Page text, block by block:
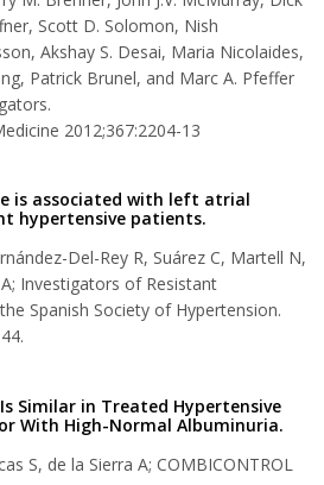
Scott D. Solomon, Nish
Akshay S. Desai, Maria Nicolaides,
Patrick Brunel, and Marc A. Pfeffer
2012;367:2204-13
is associated with left atrial
hypertensive patients.
Del-Rey R, Suárez C, Martell N,
Investigators of Resistant
Spanish Society of Hypertension.
Similar in Treated Hypertensive
With High-Normal Albuminuria.
S, de la Sierra A; COMBICONTROL